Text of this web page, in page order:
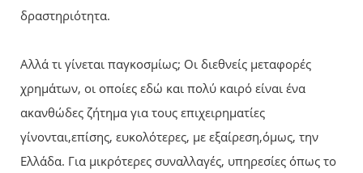
δραστηριότητα.
Αλλά τι γίνεται παγκοσμίως; Οι διεθνείς μεταφορές
χρημάτων, οι οποίες εδώ και πολύ καιρό είναι ένα
ακανθώδες ζήτημα για τους επιχειρηματίες
γίνονται,επίσης, ευκολότερες, με εξαίρεση,όμως, την
Ελλάδα. Για μικρότερες συναλλαγές, υπηρεσίες όπως το